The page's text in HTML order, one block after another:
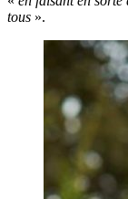
tous ».